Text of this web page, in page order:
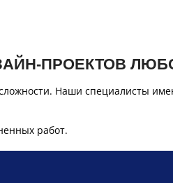
ПРОЕКТОВ
Наши специалисты
работ.